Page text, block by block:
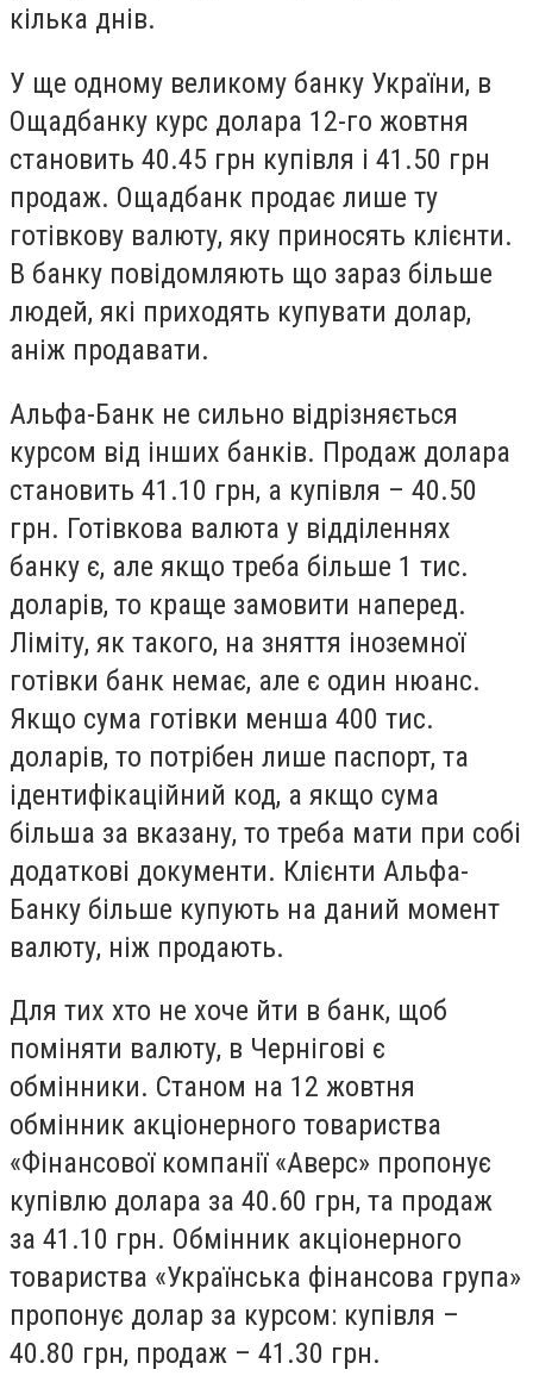
кілька днів.
У ще одному великому банку України, в
Ощадбанку курс долара 12-го жовтня
становить 40.45 грн купівля і 41.50 грн
продаж. Ощадбанк продає лише ту
готівкову валюту, яку приносять клієнти.
В банку повідомляють що зараз більше
людей, які приходять купувати долар,
аніж продавати.
Альфа-Банк не сильно відрізняється
курсом від інших банків. Продаж долара
становить 41.10 грн, а купівля – 40.50
грн. Готівкова валюта у відділеннях
банку є, але якщо треба більше 1 тис.
доларів, то краще замовити наперед.
Ліміту, як такого, на зняття іноземної
готівки банк немає, але є один нюанс.
Якщо сума готівки менша 400 тис.
доларів, то потрібен лише паспорт, та
ідентифікаційний код, а якщо сума
більша за вказану, то треба мати при собі
додаткові документи. Клієнти Альфа-
Банку більше купують на даний момент
валюту, ніж продають.
Для тих хто не хоче йти в банк, щоб
поміняти валюту, в Чернігові є
обмінники. Станом на 12 жовтня
обмінник акціонерного товариства
«Фінансової компанії «Аверс» пропонує
купівлю долара за 40.60 грн, та продаж
за 41.10 грн. Обмінник акціонерного
товариства «Українська фінансова група»
пропонує долар за курсом: купівля –
40.80 грн, продаж – 41.30 грн.